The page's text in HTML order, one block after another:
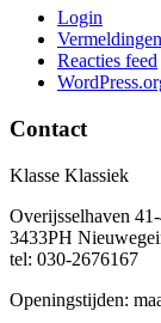
Login
Reacties feed
Contact
Klasse Klassiek
Overijsselhaven
3433PH
tel: 030-2676167
Openingstijden: